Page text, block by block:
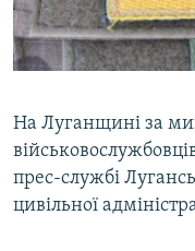
ВІДЕОУРОКИ «ELIFBE»
СВІДЧЕННЯ ОКУПАЦІЇ
ІНФОГРАФІКА
Русский
Qırımtatar
ДОЛУЧАЙСЯ!
На Луганщині за
прес-службі
цивільної